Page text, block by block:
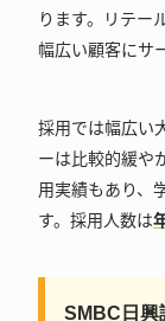
ります。リテー
幅広い顧客にサ
採用では幅広い
ーは比較的緩や
用実績もあり、
す。採用人数は
SMBC日興